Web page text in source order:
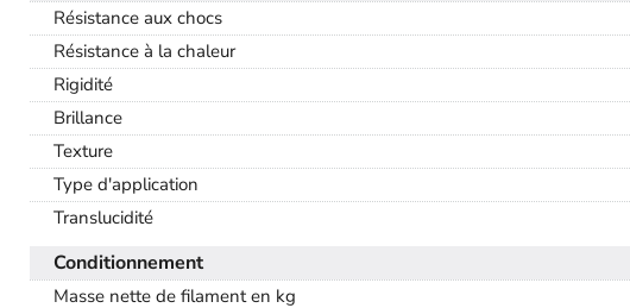
Résistance aux chocs
Résistance à la chaleur
Rigidité
Brillance
Texture
Type d'application
Translucidité
Conditionnement
Masse nette de filament en kg